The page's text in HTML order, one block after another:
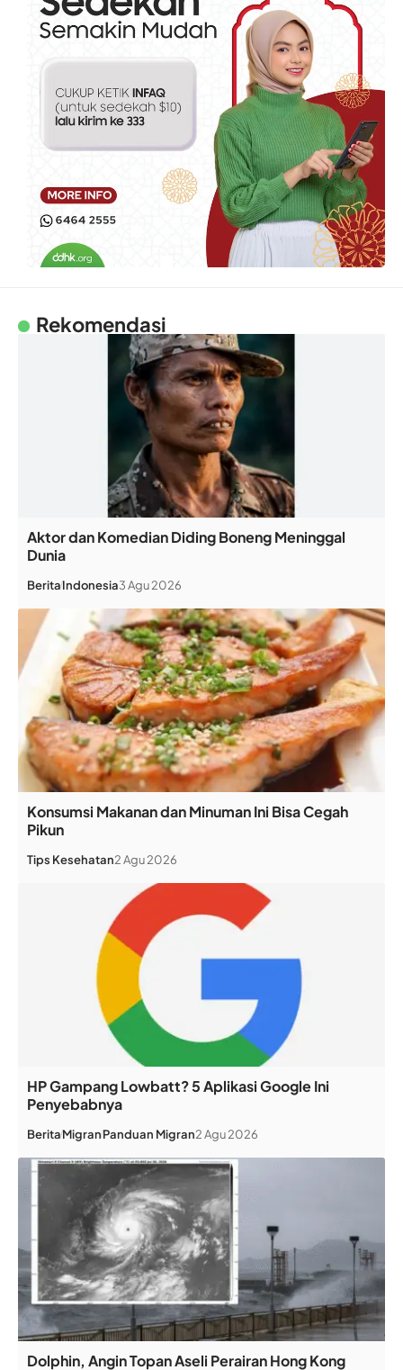
Rekomendasi
Aktor dan Komedian Diding Boneng Meninggal
Dunia
BeritaIndonesia3 Agu 2026
Konsumsi Makanan dan Minuman Ini Bisa Cegah
Pikun
Tips Kesehatan2 Agu 2026
HP Gampang Lowbatt? 5 Aplikasi Google Ini
Penyebabnya
BeritaMigranPanduan Migran2 Agu 2026
Dolphin, Angin Topan Aseli Perairan Hong Kong